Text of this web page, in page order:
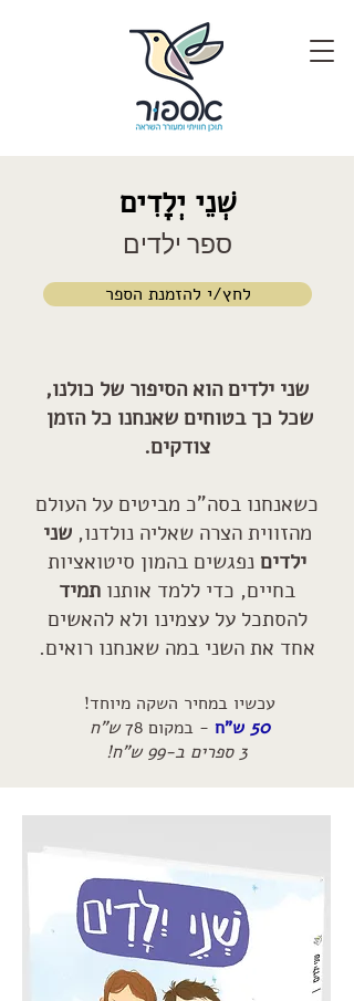
שְׁנֵי יְלָדִים
ספר ילדים
לחץ/י להזמנת הספר
שני ילדים הוא הסיפור של כולנו,
שכל כך בטוחים שאנחנו כל הזמן
צודקים.
כשאנחנו בסה"כ מביטים על העולם
מהזווית הצרה שאליה נולדנו,שני
ילדיםנפגשים בהמון סיטואציות
בחיים, כדי ללמד אותנו תמיד
להסתכל על עצמינו ולא להאשים
אחד את השני במה שאנחנו רואים.
עכשיו במחיר השקה מיוחד!
50 ש"ח - במקום 78
ש"ח
3 ספרים ב-99 ש"ח!